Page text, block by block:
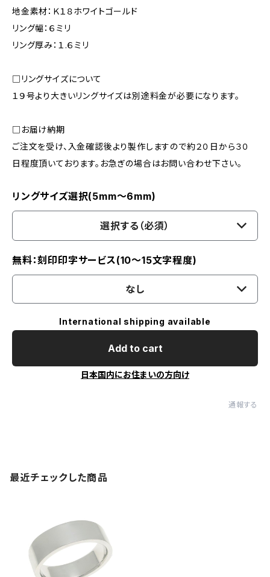
地金素材：Ｋ１８ホワイトゴールド
リング幅：６ミリ
リング厚み：１.６ミリ
□リングサイズについて
１９号より大きいリングサイズは別途料金が必要になります。
□お届け納期
ご注文を受け、入金確認後より製作しますので約２０日から３０
日程度頂いております。お急ぎの場合はお問い合わせ下さい。
リングサイズ選択(5mm〜6mm)
選択する（必須）
無料：刻印印字サービス(10〜15文字程度)
なし
International shipping available
Add to cart
日本国内にお住まいの方向け
通報する
最近チェックした商品